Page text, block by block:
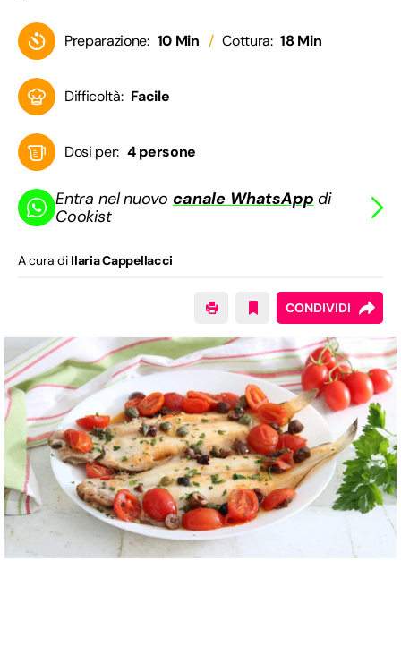
Preparazione: 10 Min Cottura: 18 Min
Difficoltà: Facile
Dosi per: 4 persone
Entra nel nuovocanale WhatsApp di
Cookist
A cura di Ilaria Cappellacci
CONDIVIDI